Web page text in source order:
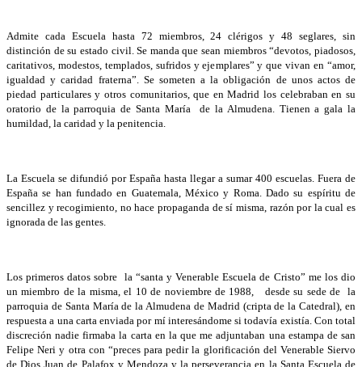
Admite cada Escuela hasta 72 miembros, 24 clérigos y 48 seglares, sin
distinción de su estado civil. Se manda que sean miembros “devotos, piadosos,
caritativos, modestos, templados, sufridos y ejemplares” y que vivan en “amor,
igualdad y caridad fraterna”. Se someten a la obligación de unos actos de
piedad particulares y otros comunitarios, que en Madrid los celebraban en su
oratorio de la parroquia de Santa María de la Almudena. Tienen a gala la
humildad, la caridad y la penitencia.
La Escuela se difundió por España hasta llegar a sumar 400 escuelas. Fuera de
España se han fundado en Guatemala, México y Roma. Dado su espíritu de
sencillez y recogimiento, no hace propaganda de sí misma, razón por la cual es
ignorada de las gentes.
Los primeros datos sobre la “santa y Venerable Escuela de Cristo” me los dio
un miembro de la misma, el 10 de noviembre de 1988, desde su sede de la
parroquia de Santa María de la Almudena de Madrid (cripta de la Catedral), en
respuesta a una carta enviada por mí interesándome si todavía existía. Con total
discreción nadie firmaba la carta en la que me adjuntaban una estampa de san
Felipe Neri y otra con “preces para pedir la glorificación del Venerable Siervo
de Dios Juan de Palafox y Mendoza y la perseverancia en la Santa Escuela de